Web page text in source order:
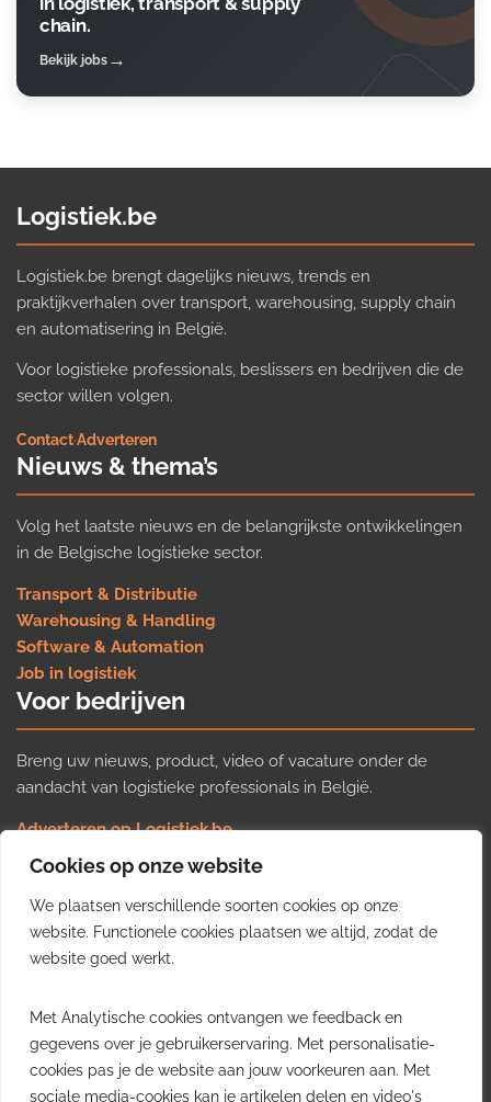
Cookies op onze website
We plaatsen verschillende soorten cookies op onze
website. Functionele cookies plaatsen we altijd, zodat de
website goed werkt.
Met Analytische cookies ontvangen we feedback en
gegevens over je gebruikerservaring. Met personalisatie-
cookies pas je de website aan jouw voorkeuren aan. Met
sociale media-cookies kan je artikelen delen en video's
chain.
Bekijk jobs
Logistiek.be
Logistiek.be brengt dagelijks nieuws, trends en
praktijkverhalen over transport, warehousing, supply chain
en automatisering in België.
Voor logistieke professionals, beslissers en bedrijven die de
sector willen volgen.
Contact·Adverteren
Nieuws & thema’s
Volg het laatste nieuws en de belangrijkste ontwikkelingen
in de Belgische logistieke sector.
Transport & Distributie
Warehousing & Handling
Software & Automation
Job in logistiek
Voor bedrijven
Breng uw nieuws, product, video of vacature onder de
aandacht van logistieke professionals in België.
Adverteren op Logistiek.be
Nieuws insturen
Uw video op Logistiek.TV
Job plaatsen
Gratis wekelijkse update
inzichten uit de Belgische logistieke sector in uw inbox.
Ontvang je gratis